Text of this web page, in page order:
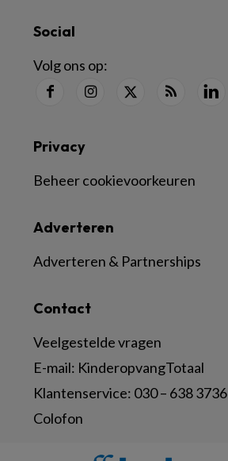
Social
Volg ons op:
Contact
Veelgestelde vragen
E-mail: KinderopvangTotaal
Klantenservice: 030 – 638 3736
Colofon
Adverteren
Adverteren & Partnerships
Privacy
Beheer cookievoorkeuren